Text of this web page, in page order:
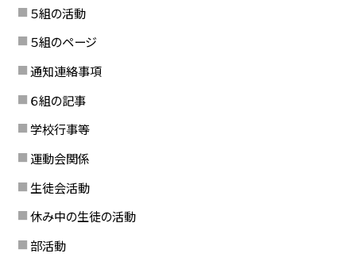
５組の活動
５組のページ
通知連絡事項
６組の記事
学校行事等
運動会関係
生徒会活動
休み中の生徒の活動
部活動